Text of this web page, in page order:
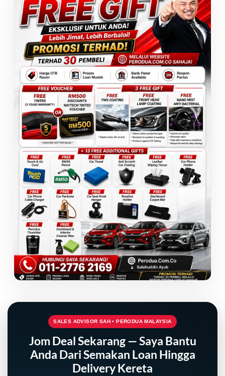
SALES ADVISOR SAH • PERODUA MALAYSIA
Jom Deal Sekarang — Saya Bantu
Anda Dari Semakan Loan Hingga
Delivery Kereta